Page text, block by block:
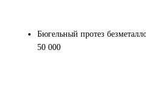
Бюгельный протез
50 000